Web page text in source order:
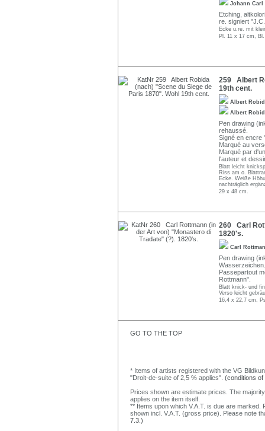
Johann
Etching,
re. signiert
Ecke u.re. mit
Pl. 11 x 17 cm,
259 Albert
19th cent.
Albert
Albert
Pen drawing
rehaussé.
Signé en encre
Marqué au
Marqué par
l'auteur et
Blatt leicht
Riss am o.
Ecke. Weiße
nachträglich
29 x 48 cm.
260 Carl
1820's.
Carl
Pen drawing
Passepartout
Rottmann".
Blatt knick- und
Verso leicht
16,4 x 22,7 cm,
GO TO THE TOP
* Items of artists registered with the VG
"Droit-de-suite of 2,5 % applies". (conditions of
Prices shown are estimate prices. The
applies on the item itself.
** Items upon which V.A.T. is due are
shown incl. V.A.T. (gross price). Please note
7.3.)